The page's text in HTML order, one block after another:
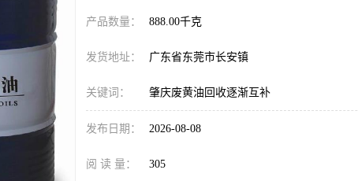
产品数量： 888.00千克
发货地址： 广东省东莞市长安镇
关键词： 肇庆废黄油回收逐渐互补
发布日期： 2026-08-08
阅 读 量： 305